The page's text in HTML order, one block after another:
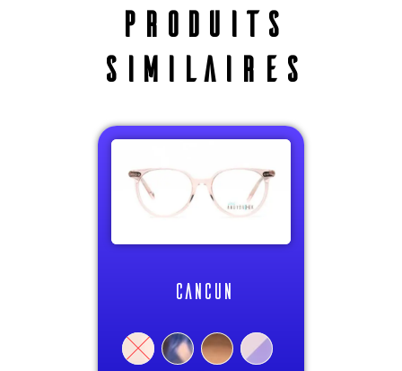
PRODUITS
SIMILAIRES
CANCUN